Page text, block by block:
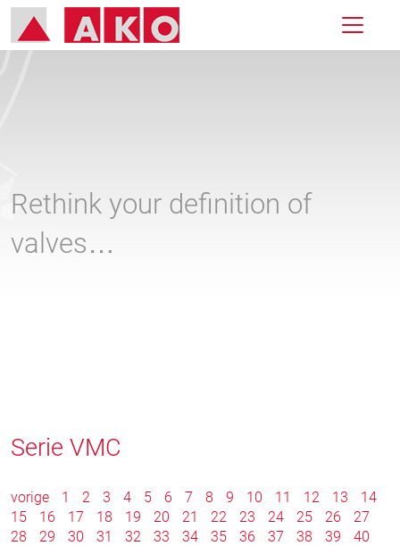
Rethink your definition of
valves…
Serie VMC
vorige 1 2 3 4 5 6 7 8 9 10 11 12 13
14
15
16 17 18 19 20 21 22 23 24 25 26
27
28
29 30 31 32 33 34 35 36 37 38 39
40